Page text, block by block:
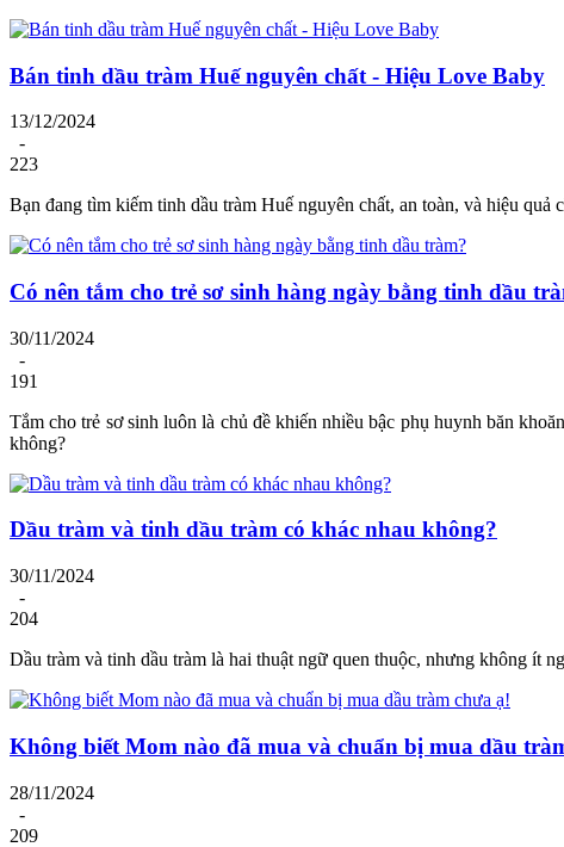
Bán tinh dầu tràm Huế nguyên chất - Hiệu Love Baby
13/12/2024
-
223
Bạn đang tìm kiếm tinh dầu tràm Huế nguyên chất, an toàn, và hiệu
Có nên tắm cho trẻ sơ sinh hàng ngày bằng tinh dầu
30/11/2024
-
191
Tắm cho trẻ sơ sinh luôn là chủ đề khiến nhiều bậc phụ huynh băn
không?
Dầu tràm và tinh dầu tràm có khác nhau không?
30/11/2024
-
204
Dầu tràm và tinh dầu tràm là hai thuật ngữ quen thuộc, nhưng không ít
Không biết Mom nào đã mua và chuẩn bị mua dầu
28/11/2024
-
209